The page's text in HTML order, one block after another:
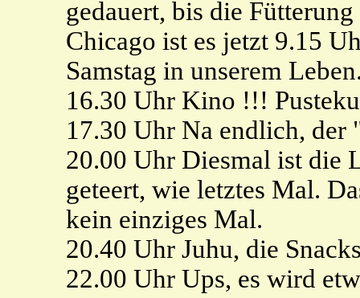
gedauert, bis die
Chicago ist es jetzt 9.15
Samstag in unserem
16.30 Uhr Kino !!!
17.30 Uhr Na endlich,
20.00 Uhr Diesmal ist die
geteert, wie letztes Mal.
kein einziges Mal.
20.40 Uhr Juhu, die
22.00 Uhr Ups, es wird